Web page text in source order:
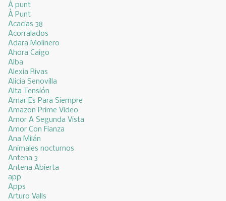
Á punt
À Punt
Acacias 38
Acorralados
Adara Molinero
Ahora Caigo
Alba
Alexia Rivas
Alicia Senovilla
Alta Tensión
Amar Es Para Siempre
Amazon Prime Video
Amor A Segunda Vista
Amor Con Fianza
Ana Milán
Animales nocturnos
Antena 3
Antena Abierta
app
Apps
Arturo Valls